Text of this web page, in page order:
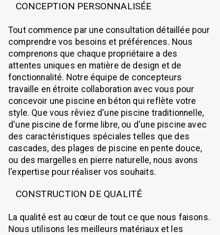
CONCEPTION PERSONNALISÉE
Tout commence par une consultation détaillée pour
comprendre vos besoins et préférences. Nous
comprenons que chaque propriétaire a des
attentes uniques en matière de design et de
fonctionnalité. Notre équipe de concepteurs
travaille en étroite collaboration avec vous pour
concevoir une piscine en béton qui reflète votre
style. Que vous rêviez d'une piscine traditionnelle,
d'une piscine de forme libre, ou d'une piscine avec
des caractéristiques spéciales telles que des
cascades, des plages de piscine en pente douce,
ou des margelles en pierre naturelle, nous avons
l'expertise pour réaliser vos souhaits.
CONSTRUCTION DE QUALITÉ
La qualité est au cœur de tout ce que nous faisons.
Nous utilisons les meilleurs matériaux et les